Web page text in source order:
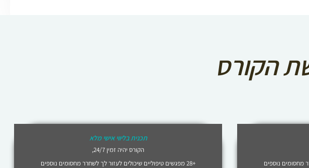
תכנית בליווי אישי מלא
הקורס יהיה זמין 24/7,
+28 מפגשים טיפוליים שיכולים לעזור לך לשחרר מחסומים נוספים